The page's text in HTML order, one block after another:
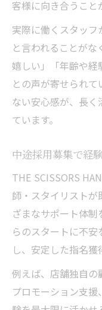
客様に向き合うこと
実際に働くスタッフ
と言われることが
嬉しい」「年齢や経
との声が寄せられ
ない安心感が、長く
ています。
中途採用募集で経
THE SCISSORS
師・スタイリスト
ざまなサポート体
らのスタートに不
し、安定した指名獲
例えば、店舗独自の
プロモーション支